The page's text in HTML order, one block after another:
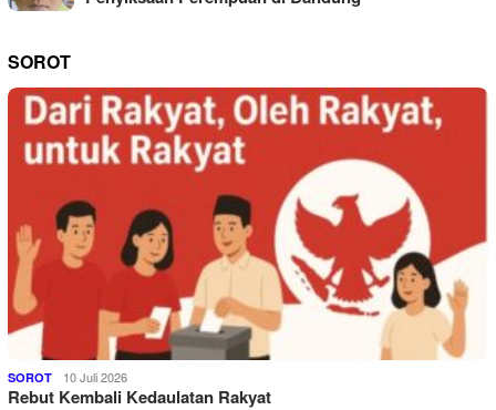
SOROT
SOROT 10 Juli 2026
Rebut Kembali Kedaulatan Rakyat